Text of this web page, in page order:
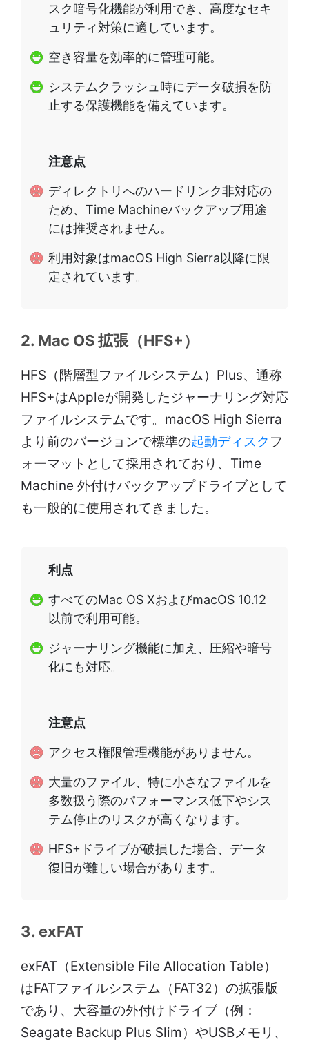
スク暗号化機能が利用でき、高度なセキ
ュリティ対策に適しています。
空き容量を効率的に管理可能。
システムクラッシュ時にデータ破損を防
止する保護機能を備えています。
注意点
ディレクトリへのハードリンク非対応の
ため、Time Machineバックアップ用途
には推奨されません。
利用対象はmacOS High Sierra以降に限
定されています。
2. Mac OS 拡張（HFS+）
HFS（階層型ファイルシステム）Plus、通称
HFS+はAppleが開発したジャーナリング対応
ファイルシステムです。macOS High Sierra
より前のバージョンで標準の起動ディスク フ
ォーマットとして採用されており、Time
Machine 外付けバックアップドライブとして
も一般的に使用されてきました。
利点
すべてのMac OS XおよびmacOS 10.12
以前で利用可能。
ジャーナリング機能に加え、圧縮や暗号
化にも対応。
注意点
アクセス権限管理機能がありません。
大量のファイル、特に小さなファイルを
多数扱う際のパフォーマンス低下やシス
テム停止のリスクが高くなります。
HFS+ドライブが破損した場合、データ
復旧が難しい場合があります。
3. exFAT
exFAT（Extensible File Allocation Table）
はFATファイルシステム（FAT32）の拡張版
であり、大容量の外付けドライブ（例：
Seagate Backup Plus Slim）やUSBメモリ、